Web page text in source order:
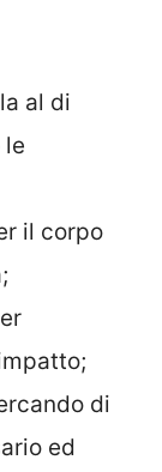
al di
le
il corpo
di
ed